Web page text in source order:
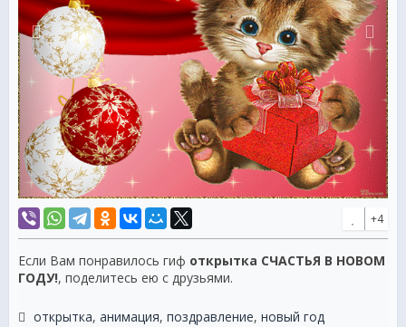
+4
Если Вам понравилось гиф открытка СЧАСТЬЯ В НОВОМ
ГОДУ!, поделитесь ею с друзьями.
открытка, анимация, поздравление, новый год